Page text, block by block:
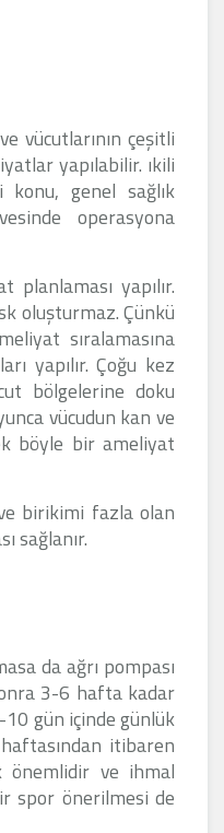
vücutlarının çeşitli
yapılabilir. ıkili
genel sağlık
operasyona
yapılır.
oluşturmaz. Çünkü
sıralamasına
yapılır. Çoğu kez
bölgelerine doku
vücudun kan ve
böyle bir ameliyat
birikimi fazla olan
sağlanır.
da ağrı pompası
3-6 hafta kadar
10 gün içinde günlük
itibaren
önemlidir ve ihmal
spor önerilmesi de